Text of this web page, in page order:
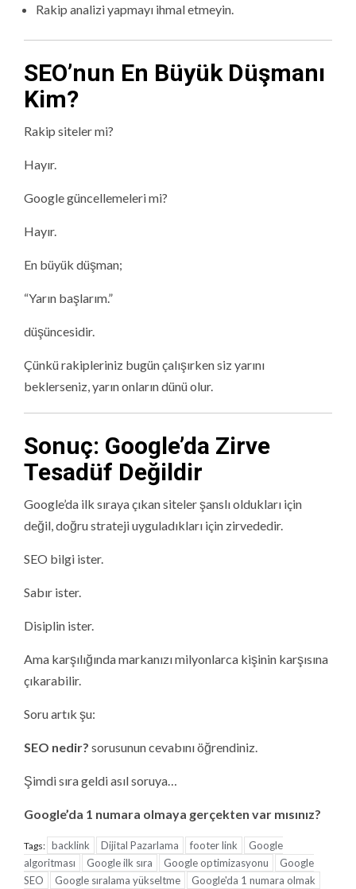
Rakip analizi yapmayı ihmal etmeyin.
SEO’nun En Büyük Düşmanı
Kim?
Rakip siteler mi?
Hayır.
Google güncellemeleri mi?
Hayır.
En büyük düşman;
“Yarın başlarım.”
düşüncesidir.
Çünkü rakipleriniz bugün çalışırken siz yarını
beklerseniz, yarın onların dünü olur.
Sonuç: Google’da Zirve
Tesadüf Değildir
Google’da ilk sıraya çıkan siteler şanslı oldukları için
değil, doğru strateji uyguladıkları için zirvededir.
SEO bilgi ister.
Sabır ister.
Disiplin ister.
Ama karşılığında markanızı milyonlarca kişinin karşısına
çıkarabilir.
Soru artık şu:
SEO nedir? sorusunun cevabını öğrendiniz.
Şimdi sıra geldi asıl soruya…
Google’da 1 numara olmaya gerçekten var mısınız?
Tags: backlink Dijital Pazarlama footer link
Google
algoritması
Google ilk sıra Google optimizasyonu
Google
SEO
Google sıralama yükseltme
Google'da 1 numara olmak